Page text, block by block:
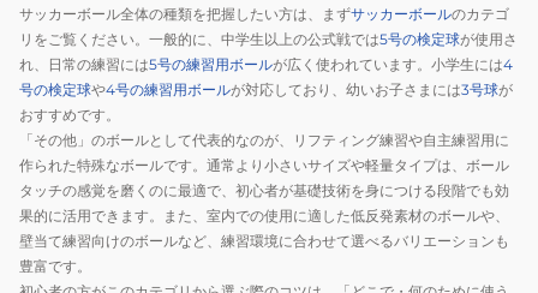
サッカーボール全体の種類を把握したい方は、まずサッカーボールのカテゴ
リをご覧ください。一般的に、中学生以上の公式戦では5号の検定球が使用さ
れ、日常の練習には5号の練習用ボールが広く使われています。小学生には4
号の検定球や4号の練習用ボールが対応しており、幼いお子さまには3号球が
おすすめです。
「その他」のボールとして代表的なのが、リフティング練習や自主練習用に
作られた特殊なボールです。通常より小さいサイズや軽量タイプは、ボール
タッチの感覚を磨くのに最適で、初心者が基礎技術を身につける段階でも効
果的に活用できます。また、室内での使用に適した低反発素材のボールや、
壁当て練習向けのボールなど、練習環境に合わせて選べるバリエーションも
豊富です。